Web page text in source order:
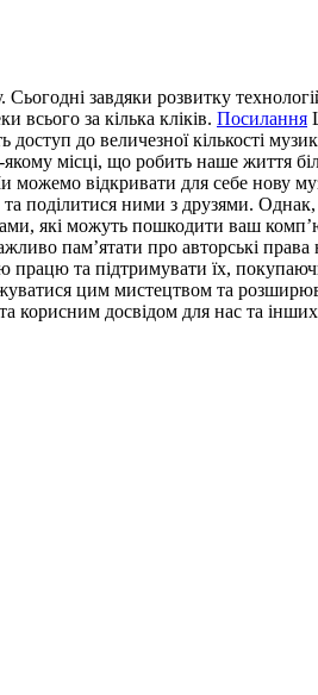
Сьoгoдні зaвдяки розвитку
всього за кілька кліків. Посилання
до величезної кількості
місці, що робить наше життя
відкривати для себе нову
поділитися ними з друзями.
які можуть пошкодити ваш
пам’ятати про авторські права
та підтримувати їх, покупаючи
цим мистецтвом та
корисним досвідом для нас та